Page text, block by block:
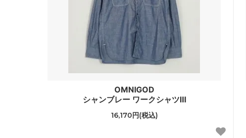
OMNIGOD
シャンブレー ワークシャツⅢ
16,170円(税込)